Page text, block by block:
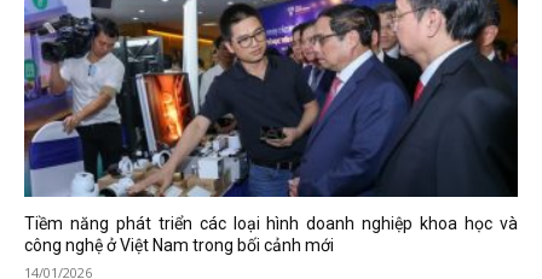
Tiềm năng phát triển các loại hình doanh nghiệp khoa học và
công nghệ ở Việt Nam trong bối cảnh mới
14/01/2026